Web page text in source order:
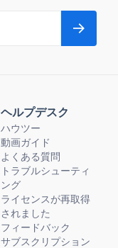
ヘルプデスク
ハウツー
動画ガイド
よくある質問
トラブルシューティ
ング
ライセンスが再取得
されました
フィードバック
サブスクリプション